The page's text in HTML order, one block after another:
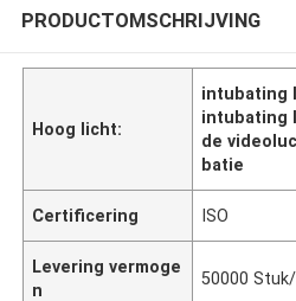
PRODUCTOMSCHRIJVING
Hoog licht:
intubating
intubating
de
batie
Certificering ISO
Levering vermoge
n
50000